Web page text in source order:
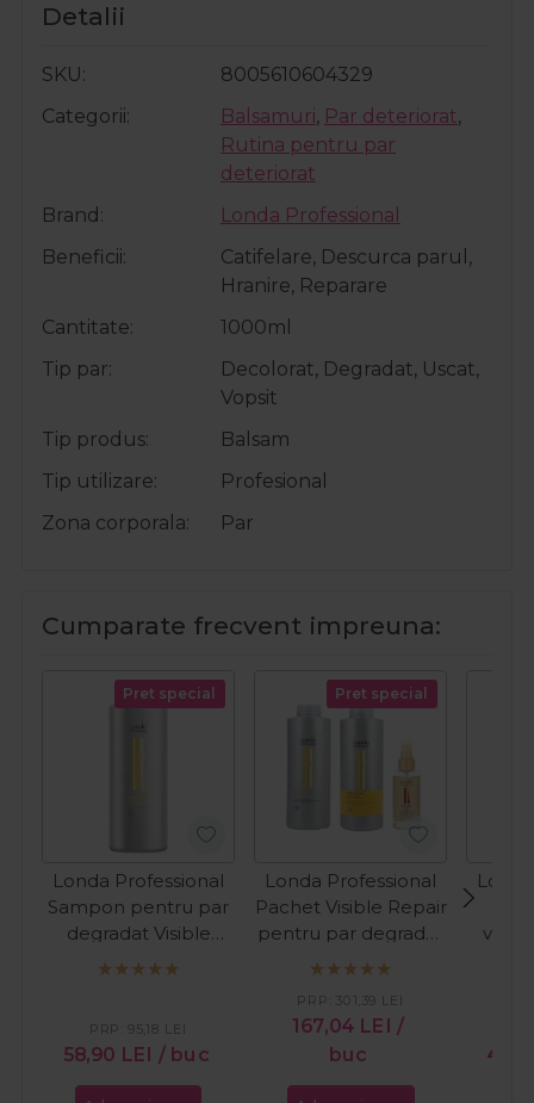
Detalii
SKU
8005610604329
Categorii
Balsamuri, Par deteriorat,
Rutina pentru par
deteriorat
Brand
Londa Professional
Beneficii
Catifelare, Descurca parul,
Hranire, Reparare
Cantitate
1000ml
Tip par
Decolorat, Degradat, Uscat,
Vopsit
Tip produs
Balsam
Tip utilizare
Profesional
Zona corporala
Par
Cumparate frecvent impreuna:
Pret special
Londa Professional
Sampon pentru par
degradat Visible
Repair 1000ml
58,90 LEI / buc
PRP: 95,18 LEI
Pret special
Londa Professional
Pachet Visible Repair
pentru par degradat
sampon: 1000ml +
Velvet Oil 100ml
167,04 LEI /
buc
PRP: 301,39 LEI